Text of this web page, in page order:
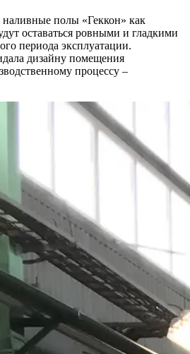
полы «Геккон» как
оставаться ровными и гладкими
периода эксплуатации.
дизайну помещения
процессу –